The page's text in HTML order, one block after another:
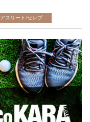
アスリート/セレブ